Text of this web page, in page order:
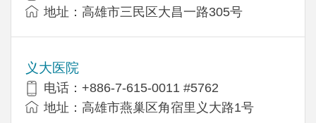
地址：高雄市三民区大昌一路305号
义大医院
电话：+886-7-615-0011 #5762
地址：高雄市燕巢区角宿里义大路1号